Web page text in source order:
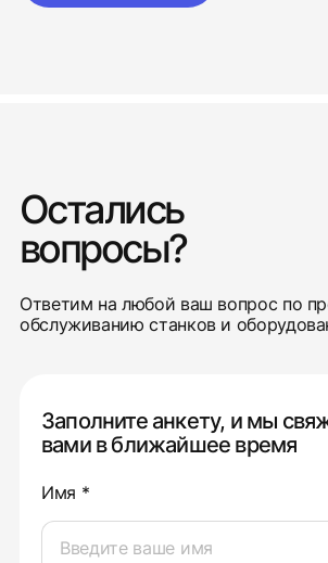
Остались
вопросы?
Ответим на любой ваш вопрос по
обслуживанию станков и
Заполните анкету, и мы
вами в ближайшее время
Имя *